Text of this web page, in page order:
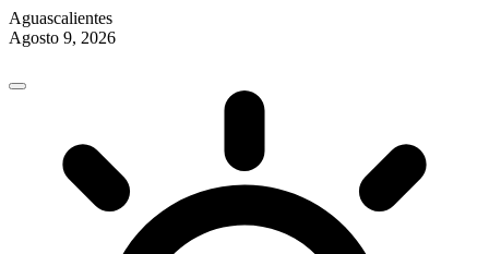
Aguascalientes
Agosto 9, 2026
content